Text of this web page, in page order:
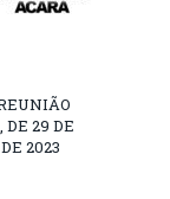
29 DE
2023